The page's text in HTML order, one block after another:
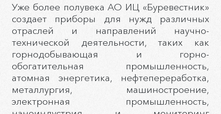
Уже более полувека АО ИЦ «Буревестник»
создает приборы для нужд различных
отраслей и направлений научно-
технической деятельности, таких как
горнодобывающая и горно-
обогатительная промышленность,
атомная энергетика, нефтепереработка,
металлургия, машиностроение,
электронная промышленность,